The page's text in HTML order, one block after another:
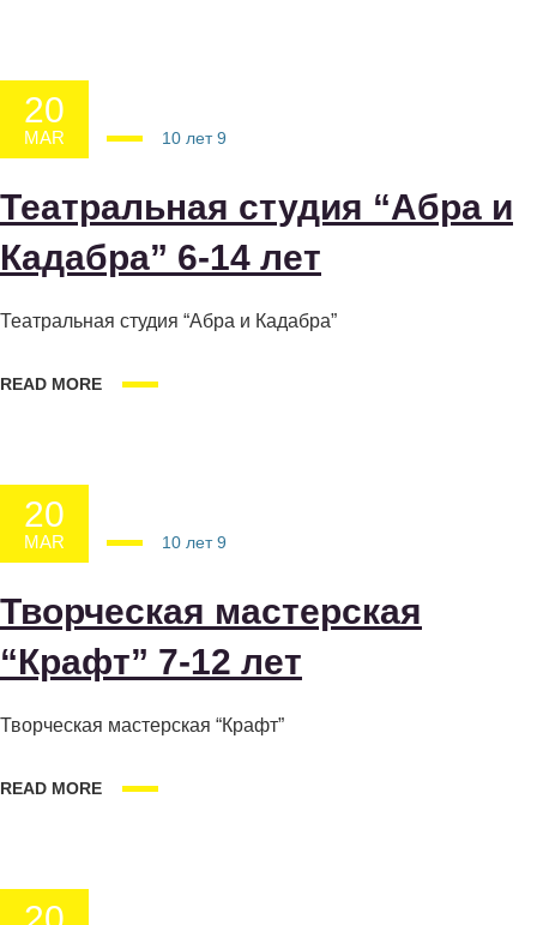
20
MAR
20.03.2025 10 лет9
Театральная студия “Абра и
Кадабра” 6-14 лет
Театральная студия “Абра и Кадабра”
READ MORE
20
MAR
20.03.2025 10 лет9
Творческая мастерская
“Крафт” 7-12 лет
Творческая мастерская “Крафт”
READ MORE